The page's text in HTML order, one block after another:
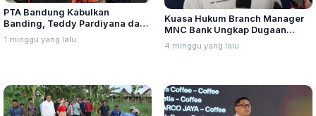
PTA Bandung Kabulkan
Banding, Teddy Pardiyana dan
Bintang Ditetapkan Ahli Waris
Lina Jubaedah
1 minggu yang lalu
Kuasa Hukum Branch Manager
MNC Bank Ungkap Dugaan
Penganiayaan oleh Hary Tanoe
di MNC Towe
4 minggu yang lalu